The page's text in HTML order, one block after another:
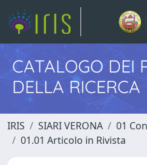
CATALOGO DEI
DELLA RICERCA
IRIS SIARI VERONA
01
01.01 Articolo in Rivista